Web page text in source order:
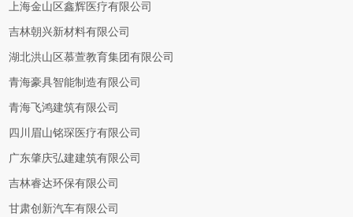
上海金山区鑫辉医疗有限公司
吉林朝兴新材料有限公司
湖北洪山区慕萱教育集团有限公司
青海豪具智能制造有限公司
青海飞鸿建筑有限公司
四川眉山铭琛医疗有限公司
广东肇庆弘建建筑有限公司
吉林睿达环保有限公司
甘肃创新汽车有限公司